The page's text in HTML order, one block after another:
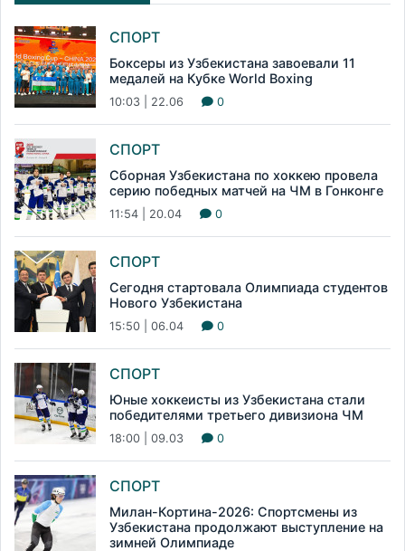
СПОРТ
Боксеры из Узбекистана завоевали 11
медалей на Кубке World Boxing
10:03 | 22.06 0
СПОРТ
Сборная Узбекистана по хоккею провела
серию победных матчей на ЧМ в Гонконге
11:54 | 20.04 0
СПОРТ
Сегодня стартовала Олимпиада студентов
Нового Узбекистана
15:50 | 06.04 0
СПОРТ
Юные хоккеисты из Узбекистана стали
победителями третьего дивизиона ЧМ
18:00 | 09.03 0
СПОРТ
Милан-Кортина-2026: Спортсмены из
Узбекистана продолжают выступление на
зимней Олимпиаде